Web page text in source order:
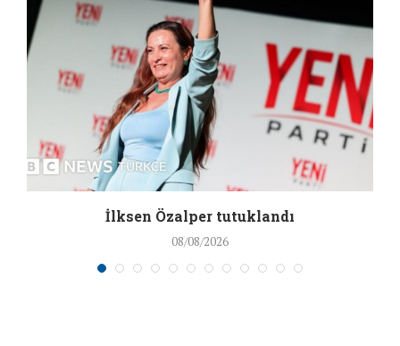
İlksen Özalper tutuklandı
08/08/2026